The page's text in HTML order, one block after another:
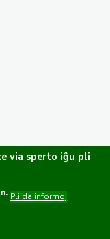
Ĉiuj rajtoj rezervitaj.
via sperto iĝu pli
Pli da informoj